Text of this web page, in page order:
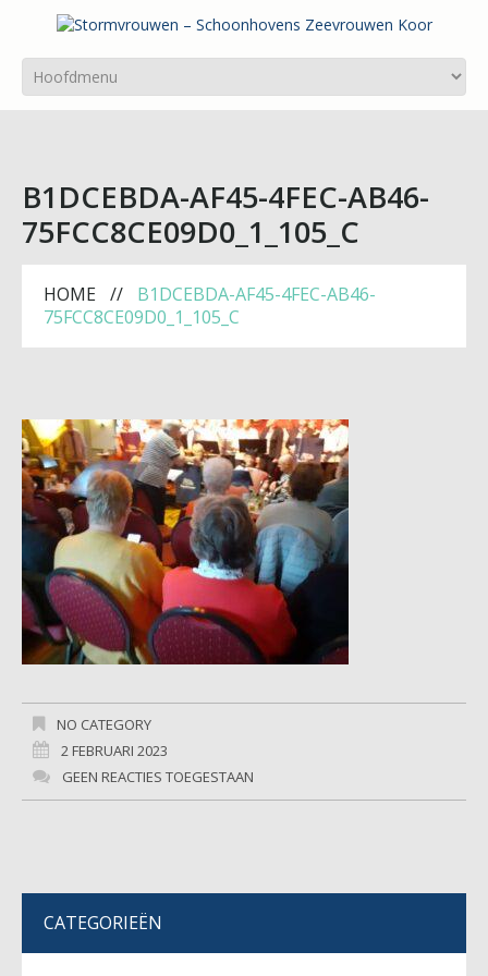
B1DCEBDA-AF45-4FEC-AB46-
75FCC8CE09D0_1_105_C
HOME
B1DCEBDA-AF45-4FEC-AB46-
75FCC8CE09D0_1_105_C
NO CATEGORY
2 FEBRUARI 2023
GEEN REACTIES TOEGESTAAN
CATEGORIEËN